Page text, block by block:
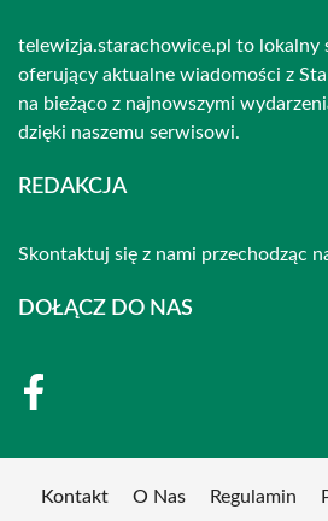
telewizja.starachowice.pl to lokalny
oferujący aktualne wiadomości z
na bieżąco z najnowszymi
dzięki naszemu serwisowi.
REDAKCJA
Skontaktuj się z nami przechodząc
DOŁĄCZ DO NAS
Kontakt O Nas Regulamin